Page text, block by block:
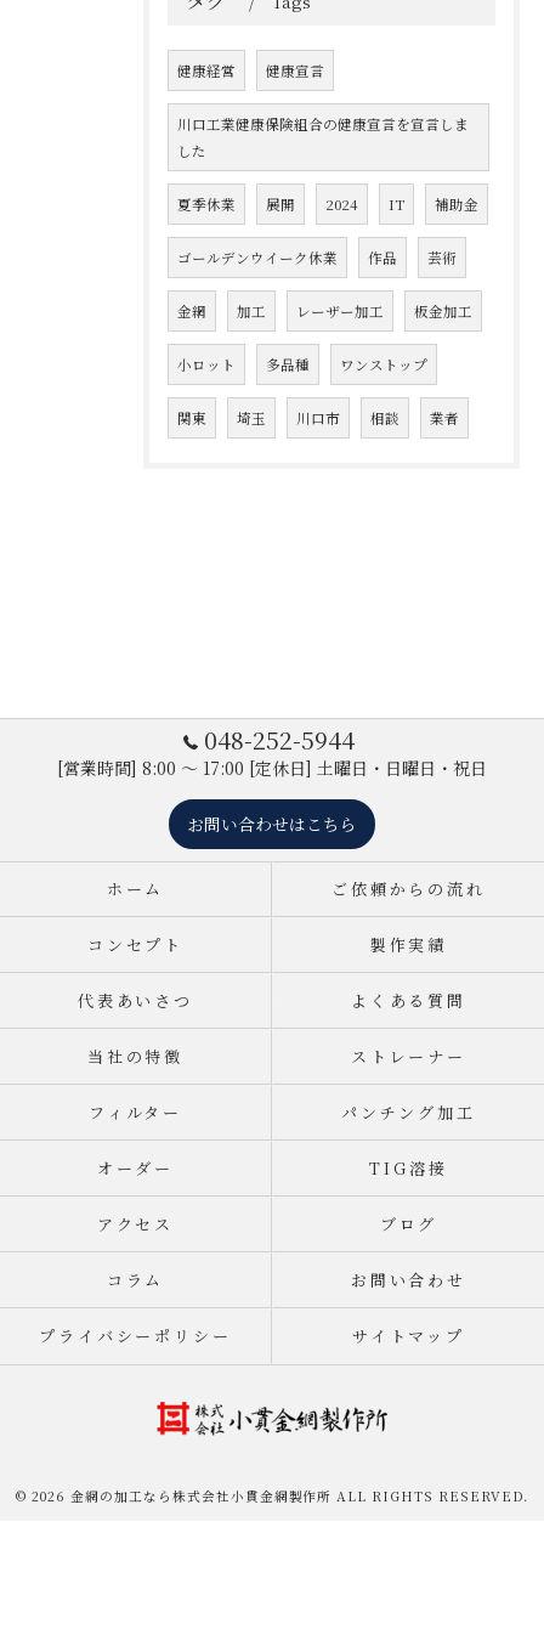
健康経営 健康宣言
川口工業健康保険組合の健康宣言を宣言しま
した
夏季休業 展開 2024 IT 補助金
ゴールデンウイーク休業 作品 芸術
金網 加工 レーザー加工 板金加工
小ロット 多品種 ワンストップ
関東 埼玉 川口市 相談 業者
048-252-5944
[営業時間] 8:00 ～ 17:00 [定休日] 土曜日・日曜日・祝日
お問い合わせはこちら
ホーム ご依頼からの流れ
コンセプト 製作実績
代表あいさつ よくある質問
当社の特徴 ストレーナー
フィルター パンチング加工
オーダー TIG溶接
アクセス ブログ
コラム お問い合わせ
プライバシーポリシー サイトマップ
© 2026 金網の加工なら株式会社小貫金網製作所 ALL RIGHTS RESERVED.